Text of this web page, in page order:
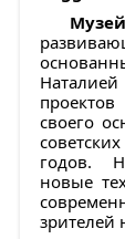
своего
годов.
новые
зрителей